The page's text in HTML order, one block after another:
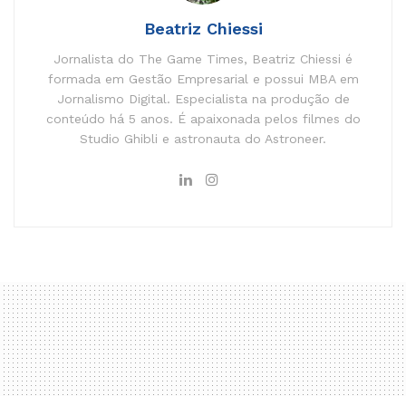
Beatriz Chiessi
Jornalista do The Game Times, Beatriz Chiessi é
formada em Gestão Empresarial e possui MBA em
Jornalismo Digital. Especialista na produção de
conteúdo há 5 anos. É apaixonada pelos filmes do
Studio Ghibli e astronauta do Astroneer.